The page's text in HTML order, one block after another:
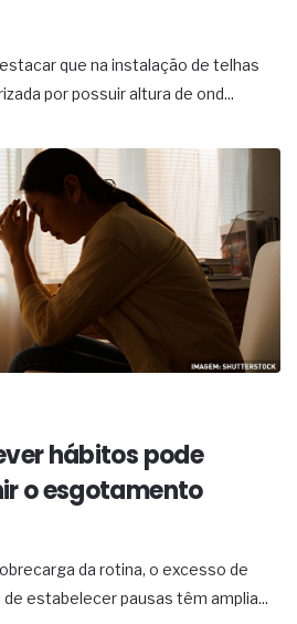
que na instalação de telhas
por possuir altura de ond...
hábitos pode
o esgotamento
da rotina, o excesso de
estabelecer pausas têm amplia...